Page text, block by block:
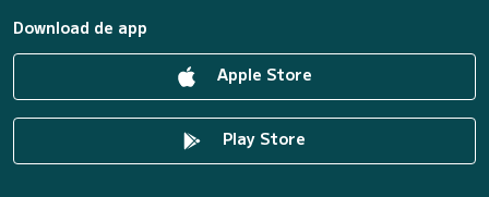
Download de app
Apple Store
Play Store